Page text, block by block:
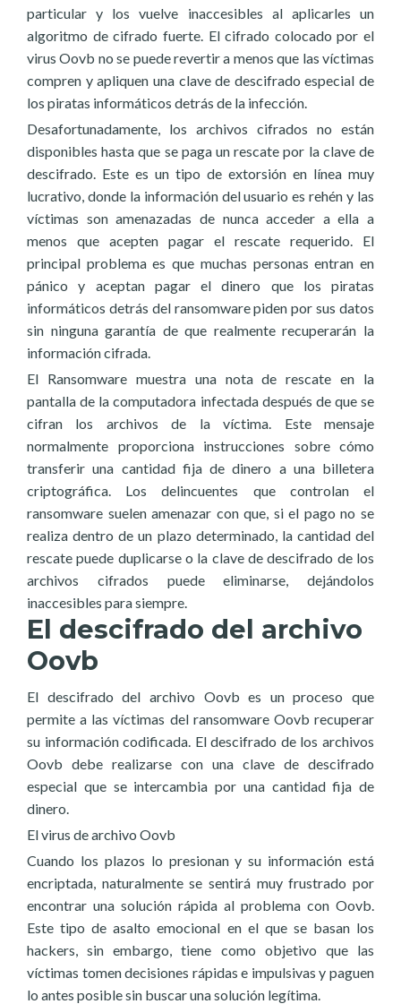
particular y los vuelve inaccesibles al aplicarles un
algoritmo de cifrado fuerte. El cifrado colocado por el
virus Oovb no se puede revertir a menos que las víctimas
compren y apliquen una clave de descifrado especial de
los piratas informáticos detrás de la infección.
Desafortunadamente, los archivos cifrados no están
disponibles hasta que se paga un rescate por la clave de
descifrado. Este es un tipo de extorsión en línea muy
lucrativo, donde la información del usuario es rehén y las
víctimas son amenazadas de nunca acceder a ella a
menos que acepten pagar el rescate requerido. El
principal problema es que muchas personas entran en
pánico y aceptan pagar el dinero que los piratas
informáticos detrás del ransomware piden por sus datos
sin ninguna garantía de que realmente recuperarán la
información cifrada.
El Ransomware muestra una nota de rescate en la
pantalla de la computadora infectada después de que se
cifran los archivos de la víctima. Este mensaje
normalmente proporciona instrucciones sobre cómo
transferir una cantidad fija de dinero a una billetera
criptográfica. Los delincuentes que controlan el
ransomware suelen amenazar con que, si el pago no se
realiza dentro de un plazo determinado, la cantidad del
rescate puede duplicarse o la clave de descifrado de los
archivos cifrados puede eliminarse, dejándolos
inaccesibles para siempre.
El descifrado del archivo
Oovb
El descifrado del archivo Oovb es un proceso que
permite a las víctimas del ransomware Oovb recuperar
su información codificada. El descifrado de los archivos
Oovb debe realizarse con una clave de descifrado
especial que se intercambia por una cantidad fija de
dinero.
El virus de archivo Oovb
Cuando los plazos lo presionan y su información está
encriptada, naturalmente se sentirá muy frustrado por
encontrar una solución rápida al problema con Oovb.
Este tipo de asalto emocional en el que se basan los
hackers, sin embargo, tiene como objetivo que las
víctimas tomen decisiones rápidas e impulsivas y paguen
lo antes posible sin buscar una solución legítima.